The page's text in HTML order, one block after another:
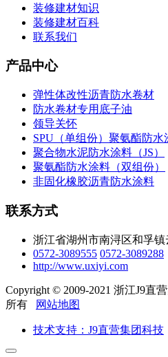
装修建材知识
装修建材百科
联系我们
产品中心
弹性体改性沥青防水卷材
防水卷材专用底子油
领导关怀
SPU（单组份）聚氨酯防水
聚合物水泥防水涂料（JS）
聚氨酯防水涂料（双组份）
非固化橡胶沥青防水涂料
联系方式
浙江省湖州市南浔区和孚
0572-3089555 0572-3089288
http://www.uxiyi.com
Copyright © 2009-2021 浙江J9直
所有
网站地图
技术支持：J9直营集团科技